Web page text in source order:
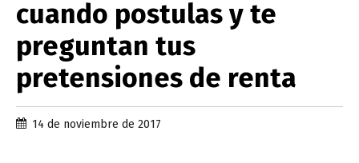
cuando postulas y te
preguntan tus
pretensiones de renta
14 de noviembre de 2017